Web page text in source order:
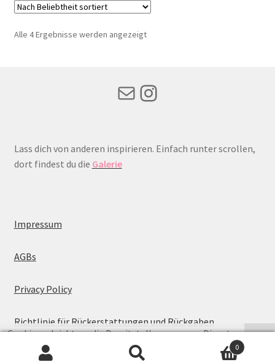
Alle 4 Ergebnisse werden angezeigtNach
MailInstagram
Lass dich von anderen inspirieren. Einfach runter scrollen,
dort findest du die Galerie
Impressum
AGBs
Privacy Policy
Richtlinie für Rückerstattungen und Rückgaben
0
Cookies erleichtern die Bereitstellung unserer Dienste.
Mit der Nutzung unserer Dienste erklären Sie sich damit